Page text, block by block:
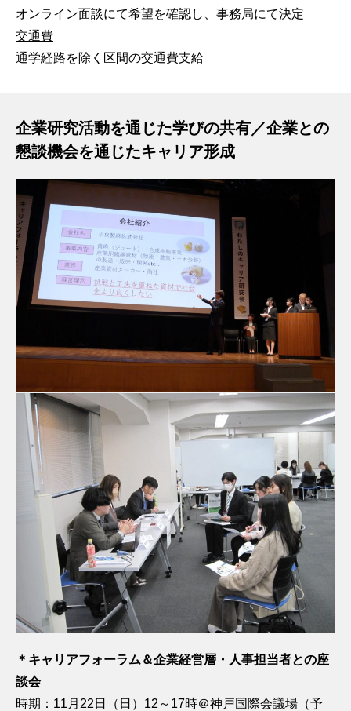
オンライン面談にて希望を確認し、事務局にて決定
交通費
通学経路を除く区間の交通費支給
企業研究活動を通じた学びの共有／企業との
懇談機会を通じたキャリア形成
＊キャリアフォーラム＆企業経営層・人事担当者との座
談会
時期：11月22日（日）12～17時＠神戸国際会議場（予